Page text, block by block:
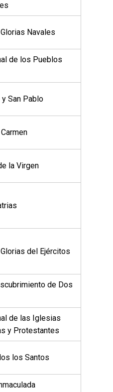
Navales
de los Pueblos
San Pablo
la Virgen
del Ejércitos
de Dos
de las Iglesias
y Protestantes
los Santos